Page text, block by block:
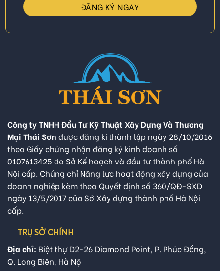
Công ty TNHH Đầu Tư Kỹ Thuật Xây Dựng Và Thương
Mại Thái Sơn được đăng kí thành lập ngày 28/10/2016
theo Giấy chứng nhận đăng ký kinh doanh số
0107613425 do Sở Kế hoạch và đầu tư thành phố Hà
Nội cấp. Chứng chỉ Năng lực hoạt động xây dựng của
doanh nghiệp kèm theo Quyết định số 360/QĐ-SXD
ngày 13/5/2017 của Sở Xây dựng thành phố Hà Nội
cấp.
TRỤ SỞ CHÍNH
Địa chỉ: Biệt thự D2-26 Diamond Point, P. Phúc Đồng,
Q. Long Biên, Hà Nội